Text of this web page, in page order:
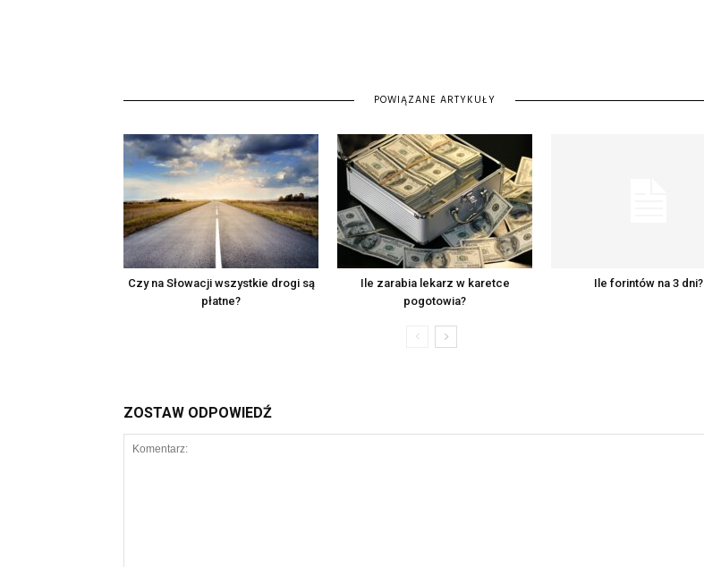
POWIĄZANE ARTYKUŁY
Czy na Słowacji wszystkie drogi są
płatne?
Ile zarabia lekarz w karetce
pogotowia?
Ile forintów na 3 dni?
ZOSTAW ODPOWIEDŹ